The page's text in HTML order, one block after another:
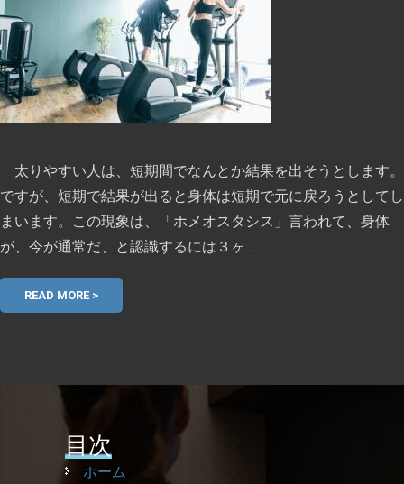
太りやすい人は、短期間でなんとか結果を出そうとします。
ですが、短期で結果が出ると身体は短期で元に戻ろうとしてし
まいます。この現象は、「ホメオスタシス」言われて、身体
が、今が通常だ、と認識するには３ヶ…
READ MORE >
目次
ホーム